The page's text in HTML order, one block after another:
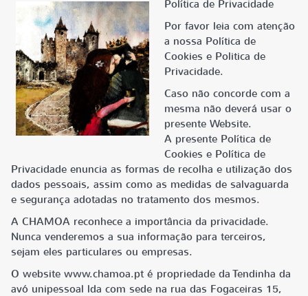
Política de Privacidade
Por favor leia com atenção
a nossa Política de
Cookies e Politica de
Privacidade.
Caso não concorde com a
mesma não deverá usar o
presente Website.
A presente Política de
Cookies e Política de
Privacidade enuncia as formas de recolha e utilização dos
dados pessoais, assim como as medidas de salvaguarda
e segurança adotadas no tratamento dos mesmos.
A CHAMOA reconhece a importância da privacidade.
Nunca venderemos a sua informação para terceiros,
sejam eles particulares ou empresas.
O website www.chamoa.pt é propriedade da Tendinha da
avó unipessoal lda com sede na rua das Fogaceiras 15,